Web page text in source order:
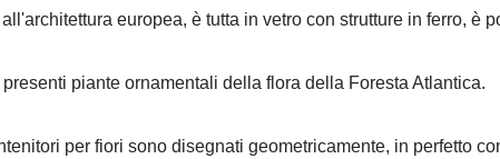
europea, è tutta in vetro con strutture in ferro, è
piante ornamentali della flora della Foresta Atlantica.
per fiori sono disegnati geometricamente, in perfetto